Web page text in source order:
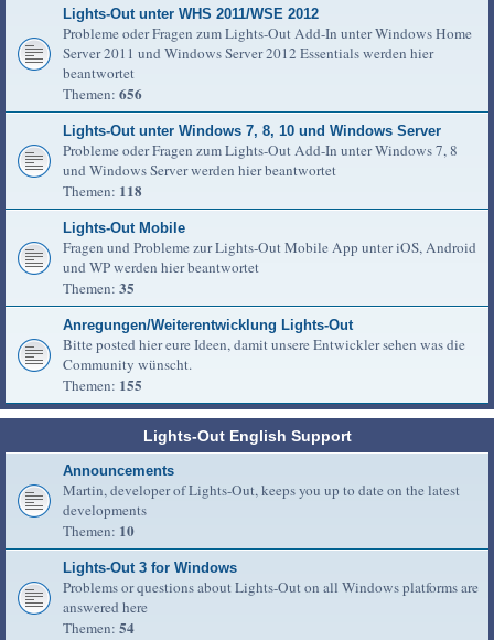
Lights-Out unter WHS 2011/WSE 2012
Probleme oder Fragen zum Lights-Out Add-In unter Windows Home
Server 2011 und Windows Server 2012 Essentials werden hier
beantwortet
Themen: 656
Lights-Out unter Windows 7, 8, 10 und Windows Server
Probleme oder Fragen zum Lights-Out Add-In unter Windows 7, 8
und Windows Server werden hier beantwortet
Themen: 118
Lights-Out Mobile
Fragen und Probleme zur Lights-Out Mobile App unter iOS, Android
und WP werden hier beantwortet
Themen: 35
Anregungen/Weiterentwicklung Lights-Out
Bitte posted hier eure Ideen, damit unsere Entwickler sehen was die
Community wünscht.
Themen: 155
Lights-Out English Support
Announcements
Martin, developer of Lights-Out, keeps you up to date on the latest
developments
Themen: 10
Lights-Out 3 for Windows
Problems or questions about Lights-Out on all Windows platforms are
answered here
Themen: 54